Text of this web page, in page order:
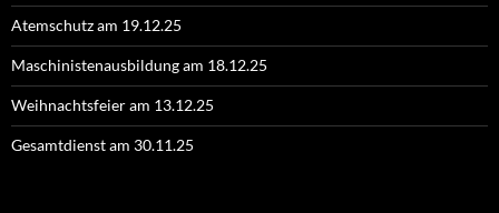
Atemschutz am 19.12.25
Maschinistenausbildung am 18.12.25
Weihnachtsfeier am 13.12.25
Gesamtdienst am 30.11.25